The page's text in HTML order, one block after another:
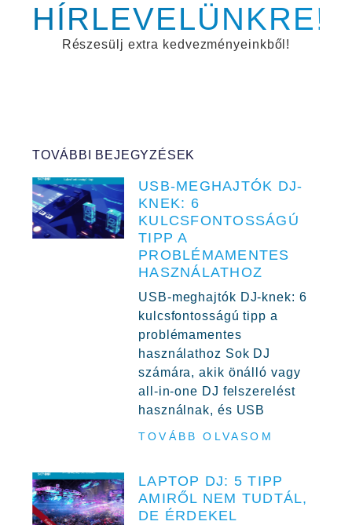
HÍRLEVELÜNKRE!
Részesülj extra kedvezményeinkből!
TOVÁBBI BEJEGYZÉSEK
USB-MEGHAJTÓK DJ-
KNEK: 6
KULCSFONTOSSÁGÚ
TIPP A
PROBLÉMAMENTES
HASZNÁLATHOZ
USB-meghajtók DJ-knek: 6
kulcsfontosságú tipp a
problémamentes
használathoz Sok DJ
számára, akik önálló vagy
all-in-one DJ felszerelést
használnak, és USB
TOVÁBB OLVASOM
LAPTOP DJ: 5 TIPP
AMIRŐL NEM TUDTÁL,
DE ÉRDEKEL